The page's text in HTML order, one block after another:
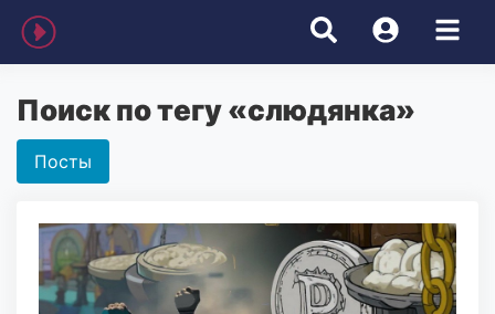
Поиск по тегу «слюдянка»
Посты